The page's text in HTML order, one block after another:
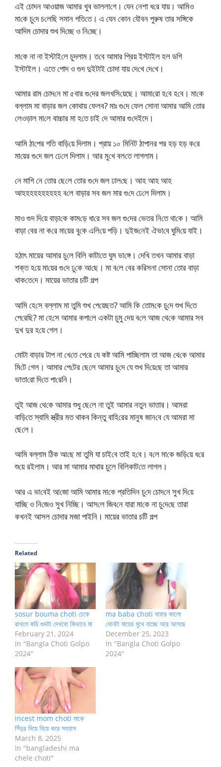
এই চোদন আওয়াজ আম‌ার খুব ভাললা‌গে। যেন নেশা ধ‌রে যায়। আ‌মিও
মা‌কে চু‌দে চ‌লে‌ছি সমান গ‌তি‌তে। এ যেন কোন যৌবন পুরুষ তার স‌ঙ্গিকে
আ‌দিম চোদার শুখ দি‌চ্ছে ও নি‌চ্ছে।
মা‌কে না না ইস্টাই‌লে চুদলাম। ত‌বে আমার প্রিয় ইস্টাইল হল ড‌গি
ইস্টাইল। এতে পোদ ও গুদ দুইটাই চোদা যায় দে‌খে দে‌খে।
আমার রাম চোদ‌নে মা ৫বার গু‌দের জলখ‌সি‌য়েছে। আমা‌রো হ‌বে হ‌বে। মা‌কে
বল্লাম মা বাড়ার জল কোথায় ফেলব? মাঃ গু‌দে ফেল সোনা আমার আ‌মি তোর
লেওড়াল মা‌লে বাচ্চার মা হ‌তে চাই দে আমার গু‌দেইদে।
আ‌মি ঠা‌পের গতি বা‌ড়ি‌য়ে দিলাম। প্রায় ১০ মি‌নিট ঠাপানর পর হড় হড় ক‌রে
মা‌য়ের গু‌দে জল ঢে‌লে দিলাম। আর মু‌খে বল‌তে লাগলাম।
নে মা‌গি নে তোর ছে‌লে তোর গু‌দে জল ঢাল‌ছে। আহ আহ আহ
আহহহহহহহহহহ ব‌লে বাড়ার সব জল মার গু‌দে ঢে‌লে দিলাম।
মাও গুদ দি‌য়ে বাড়া‌কে কাম‌ড়ে ধা‌রে সব জল গু‌দের ভেতর নি‌তে থা‌কে। আ‌মি
বাড়া বের না ক‌রে মা‌য়ের বু‌কে এ‌লি‌য়ে প‌ড়ি। দুইজ‌নেই ঐভা‌বে ঘু‌মি‌য়ে যাই।
হঠাৎ মায়ের আমার চু‌লে বি‌লি কাটা‌তে ঘুম ভা‌ঙ্গে। দে‌খি তখন আমার বাড়া
শক্ত হ‌য়ে মা‌য়ের গু‌দে ঢু‌কে আ‌ছে। মা ব‌লে বের ক‌রিসনা সোনা তোর বাড়া
থাক‌তে‌দে। মায়ের ভাতার চটি গল্প
আ‌মি হে‌সে বল্লাম মা তু‌মি শুখ পে‌য়েছত? আ‌মি কি তোম‌কে চু‌দে শুখ দি‌তে
পে‌রে‌ছি? মা হে‌সে আমার কপা‌লে একটা চুমু দেয় ব‌লে আজ থে‌কে আমার সব
দুখ দুর হ‌য়ে গেল।
মোটা বাড়ার টাপ না খে‌তে পে‌রে যে কষ্ট আ‌মি পা‌চ্ছিলাম তা আজ থে‌কে আমার
মি‌টে গেল। আমার পে‌টের ছে‌লে আমার চু‌দে যে শুখ দি‌য়ে‌ছে তা আমার
ভাতা‌রো দি‌তে পা‌রে‌নি।
তুই আজ থে‌কে আমার শুধু ছে‌লে না তুই আমার নতুন ভাতার। আমরা
বা‌ড়ি‌তে স্বা‌মি স্ত্রীর মত থাকব কিন্তু বা‌হি‌রের মানুষ জান‌বে যে আমরা মা
ছে‌লে।
আ‌মি বল্লাম ঠিক আ‌ছে মা তু‌মি যা চাই‌বে তাই হ‌বে। ব‌লে মা‌কে জ‌ড়ি‌য়ে ধ‌রে
শু‌য়ে রইলাম। আর মা আমার মাথার চুলে বি‌লিকাট‌তে লাগল।
আর এ ভা‌বেই আ‌জো আ‌মি আমার মা‌কে প্র‌তি‌দিন চু‌দে চোদ‌নে সুখ দি‌য়ে
যা‌চ্ছি ও নি‌জেও সুখ নিচ্ছি। আস‌লে জিব‌নে যারা মা‌কে না চু‌দে‌ছে তারা
কখনই আসল চোদার মজা পাই‌নি। মায়ের ভাতার চটি গল্প
Related
sosur bouma choti ঢেকে
রাখলে কচি গুদটা দেখবো কিভাবে মা
February 21, 2024
In "Bangla Choti Golpo
2024"
ma baba choti বাবার কালো
ধোনটা মায়ের মুখে যাচ্ছে আর আসছে
December 25, 2023
In "Bangla Choti Golpo
2024"
incest mom choti মাকে
সিঁদুর দিয়ে বিয়ে করে সহবাস
March 8, 2025
In "bangladeshi ma
chele choti"